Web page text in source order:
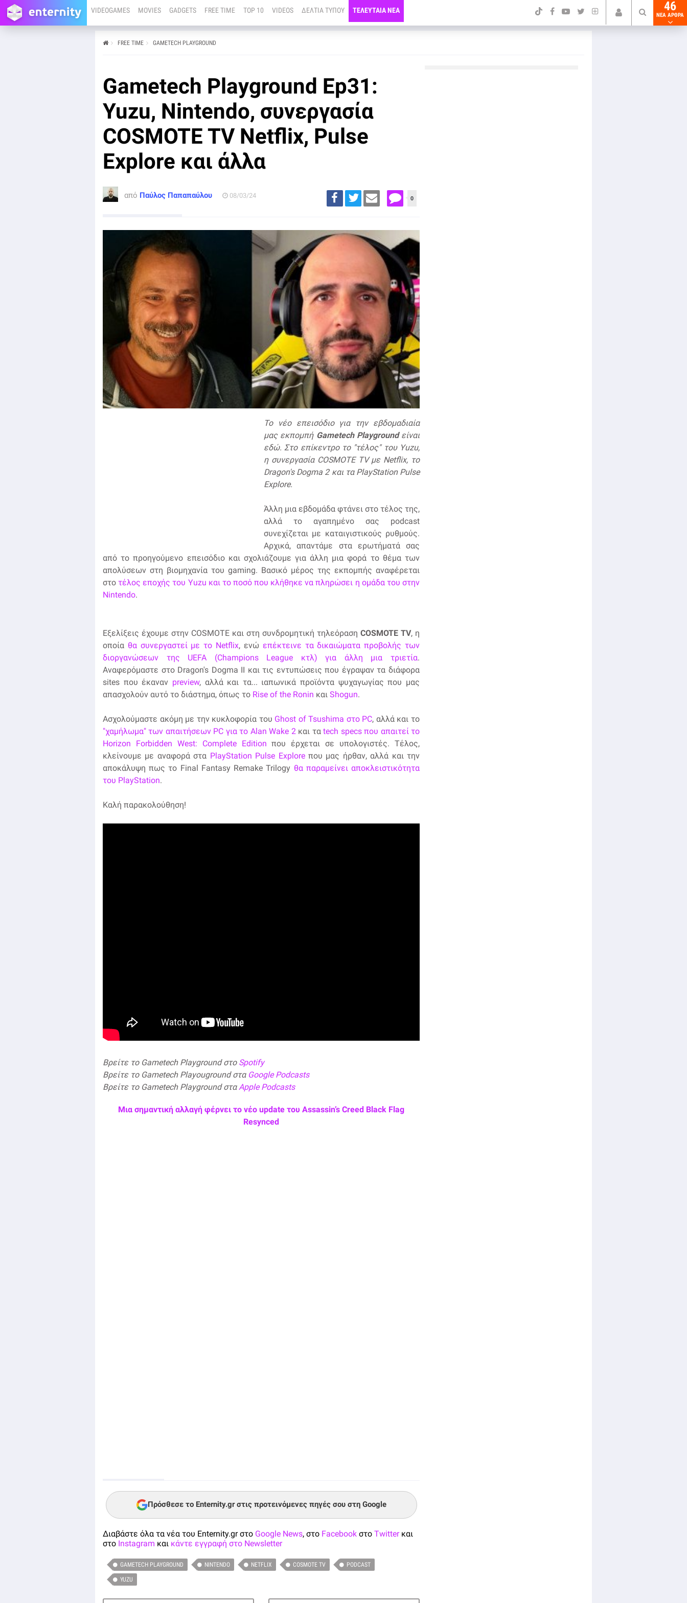
VIDEOGAMES MOVIES GADGETS FREE TIME TOP 10 VIDEOS ΔΕΛΤΙΑ ΤΥΠΟΥ ΤΕΛΕΥΤΑΙΑ ΝΕΑ 46
NEA ΑΡΘΡΑ
FREE TIME GAMETECH PLAYGROUND
Gametech Playground Ep31:
Yuzu, Nintendo, συνεργασία
COSMOTE TV Netflix, Pulse
Explore και άλλα
από Παύλος Παπαπαύλου 08/03/24 0
Το νέο επεισόδιο για την εβδομαδιαία
μας εκπομπή Gametech Playgroundείναι
εδώ. Στο επίκεντρο το "τέλος" του Yuzu,
η συνεργασία COSMOTE TV με Netflix, το
Dragon's Dogma 2 και τα PlayStation Pulse
Explore.
Άλλη μια εβδομάδα φτάνει στο τέλος της,
αλλά το αγαπημένο σας podcast
συνεχίζεται με καταιγιστικούς ρυθμούς.
Αρχικά, απαντάμε στα ερωτήματά σας
από το προηγούμενο επεισόδιο και σχολιάζουμε για άλλη μια φορά το θέμα των
απολύσεων στη βιομηχανία του gaming. Βασικό μέρος της εκπομπής αναφέρεται
στοτέλος εποχής του Yuzu και το ποσό που κλήθηκε να πληρώσει η ομάδα του στην
Nintendo.
Εξελίξεις έχουμε στην COSMOTE και στη συνδρομητική τηλεόραση COSMOTE TV, η
οποία θα συνεργαστεί με το Netflix, ενώ επέκτεινε τα δικαιώματα προβολής των
διοργανώσεων της UEFA (Champions League κτλ) για άλλη μια τριετία.
Αναφερόμαστε στο Dragon's Dogma II και τις εντυπώσεις που έγραψαν τα διάφορα
sites που έκαναν preview, αλλά και τα... ιαπωνικά προϊόντα ψυχαγωγίας που μας
απασχολούν αυτό το διάστημα, όπως το Rise of the Ronin και Shogun.
Ασχολούμαστε ακόμη με την κυκλοφορία του Ghost of Tsushima στο PC, αλλά και το
"χαμήλωμα" των απαιτήσεων PC για το Alan Wake 2 και ταtech specs που απαιτεί το
Horizon Forbidden West: Complete Edition που έρχεται σε υπολογιστές. Τέλος,
κλείνουμε με αναφορά στα PlayStation Pulse Exploreπου μας ήρθαν, αλλά και την
αποκάλυψη πως το Final Fantasy Remake Trilogy θα παραμείνει αποκλειστικότητα
του PlayStation.
Καλή παρακολούθηση!
Βρείτε το Gametech Playground στο Spotify
Βρείτε το Gametech Playouground στα Google Podcasts
Βρείτε το Gametech Playground στα Apple Podcasts
Μια σημαντική αλλαγή φέρνει το νέο update του Assassin’s Creed Black Flag
Resynced
Πρόσθεσε το Enternity.gr στις προτεινόμενες πηγές σου στη Google
Διαβάστε όλα τα νέα του Enternity.gr στο Google News, στο Facebook στο Twitterκαι
στο Instagram και κάντε εγγραφή στο Newsletter
GAMETECH PLAYGROUND NINTENDO NETFLIX COSMOTE TV PODCAST
YUZU
Παύλος Παπαπαύλου
Gametech Playground είναι εδώ. Στο επίκεντρο το
"τέλος" του Yuzu, η συνεργασία COSMOTE TV με
Netflix, το Dragon's Dogma 2 και τα PlayStation Pulse